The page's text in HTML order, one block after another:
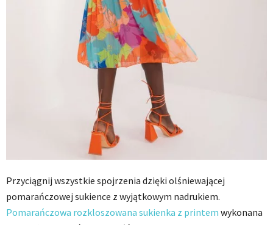
Przyciągnij wszystkie spojrzenia dzięki olśniewającej
pomarańczowej sukience z wyjątkowym nadrukiem.
Pomarańczowa rozkloszowana sukienka z printem wykonana